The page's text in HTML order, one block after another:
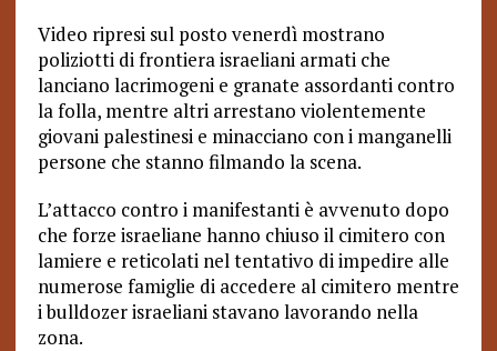
Video ripresi sul posto venerdì mostrano
poliziotti di frontiera israeliani armati che
lanciano lacrimogeni e granate assordanti contro
la folla, mentre altri arrestano violentemente
giovani palestinesi e minacciano con i manganelli
persone che stanno filmando la scena.
L’attacco contro i manifestanti è avvenuto dopo
che forze israeliane hanno chiuso il cimitero con
lamiere e reticolati nel tentativo di impedire alle
numerose famiglie di accedere al cimitero mentre
i bulldozer israeliani stavano lavorando nella
zona.